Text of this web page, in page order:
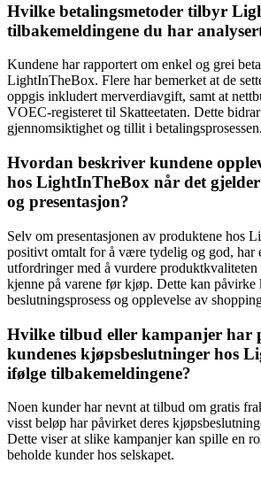
Hvilke betalingsmetoder tilbyr
tilbakemeldingene du har
Kundene har rapportert om enkel og grei
LightInTheBox. Flere har bemerket at de
oppgis inkludert merverdiavgift, samt at
VOEC-registeret til Skatteetaten. Dette
gjennomsiktighet og tillit i betalingsprosessen.
Hvordan beskriver kundene
hos LightInTheBox når det
og presentasjon?
Selv om presentasjonen av produktene hos
positivt omtalt for å være tydelig og god, har
utfordringer med å vurdere produktkvaliteten
kjenne på varene før kjøp. Dette kan påvirke
beslutningsprosess og opplevelse av
Hvilke tilbud eller kampanjer har
kundenes kjøpsbeslutninger hos
ifølge tilbakemeldingene?
Noen kunder har nevnt at tilbud om gratis
visst beløp har påvirket deres
Dette viser at slike kampanjer kan spille en
beholde kunder hos selskapet.